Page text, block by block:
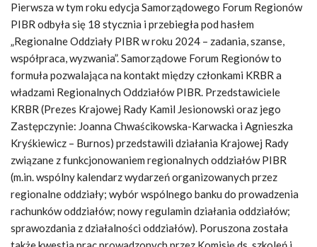
Pierwsza w tym roku edycja Samorządowego Forum Regionów
PIBR odbyła się 18 stycznia i przebiegła pod hasłem
„Regionalne Oddziały PIBR w roku 2024 – zadania, szanse,
współpraca, wyzwania”. Samorządowe Forum Regionów to
formuła pozwalająca na kontakt między członkami KRBR a
władzami Regionalnych Oddziałów PIBR. Przedstawiciele
KRBR (Prezes Krajowej Rady Kamil Jesionowski oraz jego
Zastępczynie: Joanna Chwaścikowska-Karwacka i Agnieszka
Kryśkiewicz – Burnos) przedstawili działania Krajowej Rady
związane z funkcjonowaniem regionalnych oddziałów PIBR
(m.in. wspólny kalendarz wydarzeń organizowanych przez
regionalne oddziały; wybór wspólnego banku do prowadzenia
rachunków oddziałów; nowy regulamin działania oddziałów;
sprawozdania z działalności oddziałów). Poruszona została